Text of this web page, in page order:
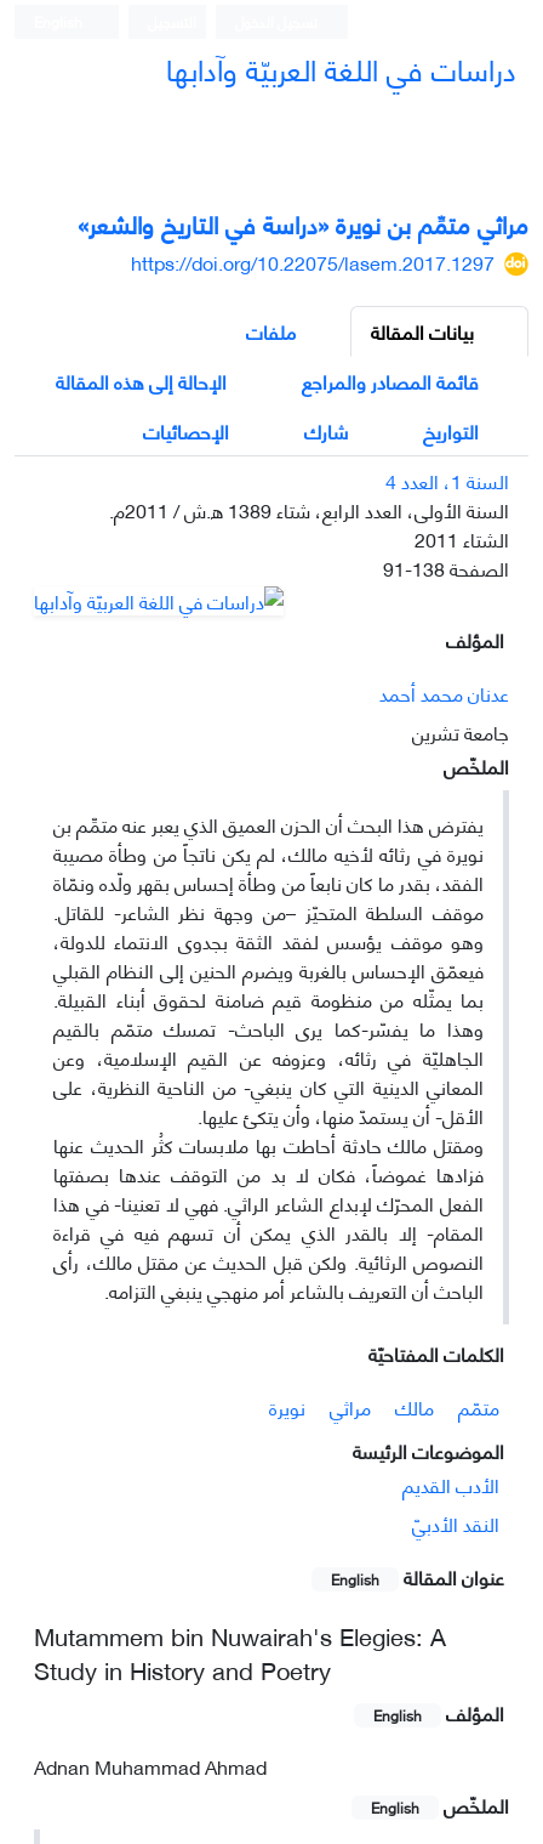
دراسات في اللغة العربيّة وآدابها
مراثي متمِّم بن نويرة «دراسة في التاريخ والشعر»
https://doi.org/10.22075/lasem.2017.1297
بيانات المقالة
ملفات
قائمة المصادر والمراجع
الإحالة إلى هذه المقالة
التواريخ
شارك
الإحصائيات
السنة 1، العدد 4
السنة الأولى، العدد الرابع، شتاء 1389 ه.ش / 2011م.
الشتاء 2011
الصفحة91-138
المؤلف
عدنان محمد أحمد
جامعة تشرین
الملخّص
يفترض هذا البحث أن الحزن العميق الذي يعبر عنه متمِّم بن
نويرة في رثائه لأخيه مالك، لم يكن ناتجاً من وطأة مصيبة
الفقد، بقدر ما كان نابعاً من وطأة إحساس بقهر ولّده ونمّاة
موقف السلطة المتحيّز –من وجهة نظر الشاعر- للقاتل.
وهو موقف يؤسس لفقد الثقة بجدوى الانتماء للدولة،
فيعمّق الإحساس بالغربة ويضرم الحنين إلى النظام القبلي
بما يمثّله من منظومة قيم ضامنة لحقوق أبناء القبيلة.
وهذا ما يفسّر-كما يرى الباحث- تمسك متمّم بالقيم
الجاهليّة في رثائه، وعزوفه عن القيم الإسلامية، وعن
المعاني الدينية التي كان ينبغي- من الناحية النظرية، على
الأقل- أن يستمدّ منها، وأن يتكئ عليها.
ومقتل مالك حادثة أحاطت بها ملابسات كثُر الحديث عنها
فزادها غموضاً، فكان لا بد من التوقف عندها بصفتها
الفعل المحرّك لإبداع الشاعر الراثي. فهي لا تعنينا- في هذا
المقام- إلا بالقدر الذي يمكن أن تسهم فيه في قراءة
النصوص الرثائية. ولكن قبل الحديث عن مقتل مالك، رأى
الباحث أن التعريف بالشاعر أمر منهجي ينبغي التزامه.
الکلمات المفتاحيّة
متمّم
مالك مراثي
نويرة
الموضوعات الرئيسة
الأدب القدیم
النقد الأدبيّ
عنوان المقالة
English
Mutammem bin Nuwairah's Elegies: A
Study in History and Poetry
المؤلف English
Adnan Muhammad Ahmad
الملخّص
English